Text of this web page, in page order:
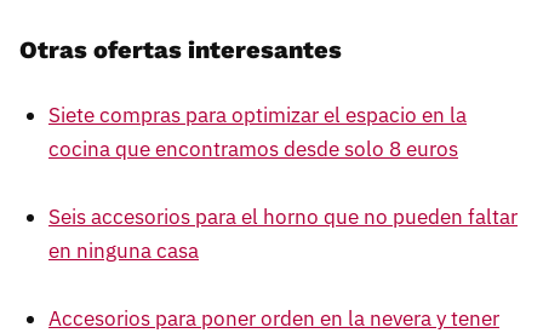
Otras ofertas interesantes
Siete compras para optimizar el espacio en la
cocina que encontramos desde solo 8 euros
Seis accesorios para el horno que no pueden faltar
en ninguna casa
Accesorios para poner orden en la nevera y tener